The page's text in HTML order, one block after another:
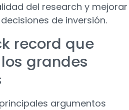
del research y mejorar
de inversión.
record que
grandes
argumentos